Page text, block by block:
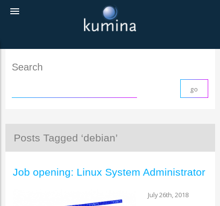
menu
Search
Posts Tagged ‘debian’
Job opening: Linux System Administrator
July 26th, 2018